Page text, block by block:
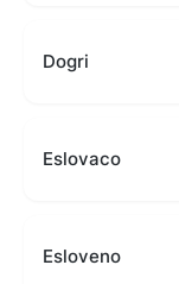
Dogri
Eslovaco
Esloveno